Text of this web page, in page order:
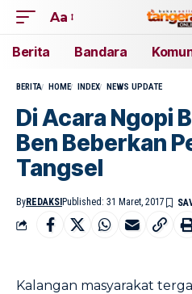
Aa
Berita Bandara
BERITA HOME INDEX NEWS UPDATE
Di Acara Ngopi
Ben Beberkan
Tangsel
ByREDAKSI Published: 31 Maret, 2017
Kalangan masyarakat